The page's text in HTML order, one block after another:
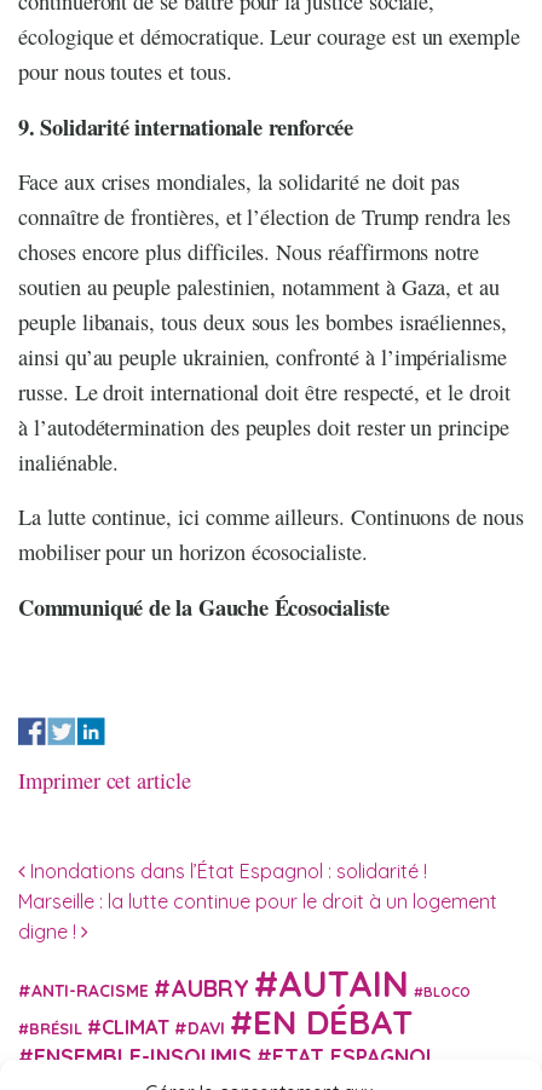
écologique et démocratique. Leur courage est un exemple
pour nous toutes et tous.
9. Solidarité internationale renforcée
Face aux crises mondiales, la solidarité ne doit pas
connaître de frontières, et l’élection de Trump rendra les
choses encore plus difficiles. Nous réaffirmons notre
soutien au peuple palestinien, notamment à Gaza, et au
peuple libanais, tous deux sous les bombes israéliennes,
ainsi qu’au peuple ukrainien, confronté à l’impérialisme
russe. Le droit international doit être respecté, et le droit
à l’autodétermination des peuples doit rester un principe
inaliénable.
La lutte continue, ici comme ailleurs. Continuons de nous
mobiliser pour un horizon écosocialiste.
Communiqué de la Gauche Écosocialiste
Imprimer cet article
Navigation des articles
Inondations dans l’État Espagnol : solidarité !
Marseille : la lutte continue pour le droit à un logement
digne !
ANTI-RACISME AUBRY AUTAIN BLOCO
BRÉSIL CLIMAT DAVI EN DÉBAT
ENSEMBLE-INSOUMIS ETAT ESPAGNOL